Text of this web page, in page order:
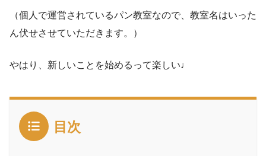
（個人で運営されているパン教室なので、教室名はいった
ん伏せさせていただきます。）
やはり、新しいことを始めるって楽しい♩
目次